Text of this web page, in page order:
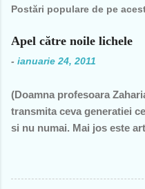
n
t
r
i
i
Postări populare de pe
Apel către noile lichele
- ianuarie 24, 2011
(Doamna profesoara
transmita ceva generatiei
si nu numai. Mai jos este
partid- n-am fost decât
şi mi-a ajuns şi pentru